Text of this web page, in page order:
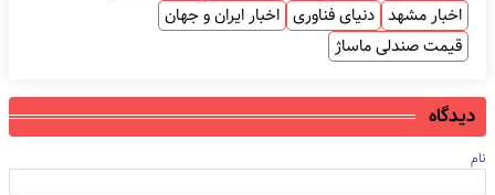
اخبار مشهد دنیای فناوری اخبار ایران و جهان
قیمت صندلی ماساژ
دیدگاه
نام